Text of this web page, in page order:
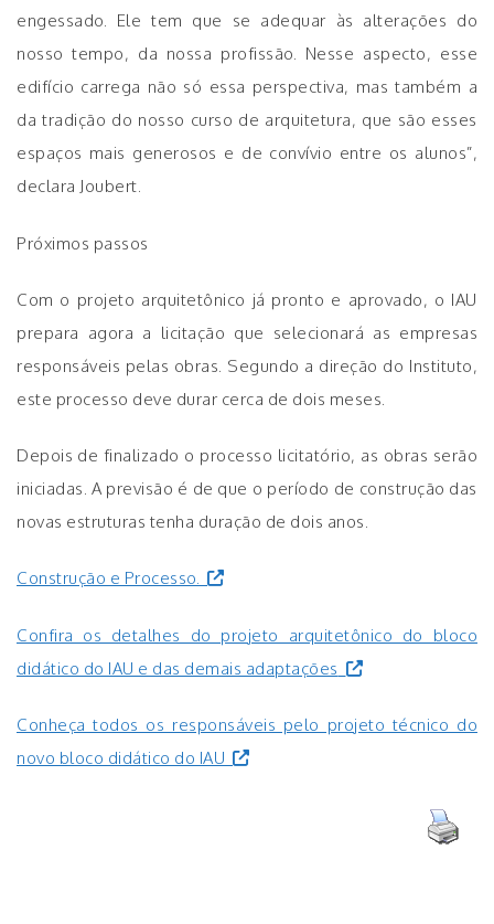
engessado. Ele tem que se adequar às alterações do
nosso tempo, da nossa profissão. Nesse aspecto, esse
edifício carrega não só essa perspectiva, mas também a
da tradição do nosso curso de arquitetura, que são esses
espaços mais generosos e de convívio entre os alunos”,
declara Joubert.
Próximos passos
Com o projeto arquitetônico já pronto e aprovado, o IAU
prepara agora a licitação que selecionará as empresas
responsáveis pelas obras. Segundo a direção do Instituto,
este processo deve durar cerca de dois meses.
Depois de finalizado o processo licitatório, as obras serão
iniciadas. A previsão é de que o período de construção das
novas estruturas tenha duração de dois anos.
Construção e Processo.
Confira os detalhes do projeto arquitetônico do bloco
didático do IAU e das demais adaptações
Conheça todos os responsáveis pelo projeto técnico do
novo bloco didático do IAU